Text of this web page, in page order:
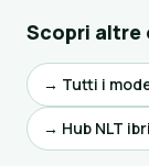
Scopri altre
→ Tutti i
→ Hub NLT